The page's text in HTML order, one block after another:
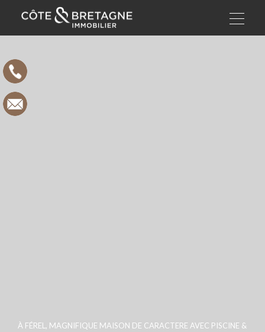
À FÉREL, MAGNIFIQUE MAISON DE CARACTERE AVEC PISCINE &